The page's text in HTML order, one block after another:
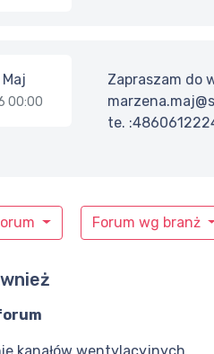
00:00
Zapraszam do
te.
Forum wg branż